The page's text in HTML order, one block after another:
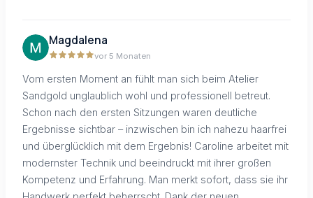
Magdalena
vor 5 Monaten
Vom ersten Moment an fühlt man sich beim Atelier
Sandgold unglaublich wohl und professionell betreut.
Schon nach den ersten Sitzungen waren deutliche
Ergebnisse sichtbar – inzwischen bin ich nahezu haarfrei
und überglücklich mit dem Ergebnis! Caroline arbeitet mit
modernster Technik und beeindruckt mit ihrer großen
Kompetenz und Erfahrung. Man merkt sofort, dass sie ihr